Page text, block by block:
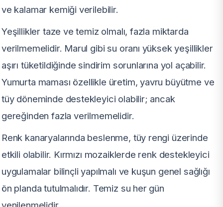
ve kalamar kemiği verilebilir.
Yeşillikler taze ve temiz olmalı, fazla miktarda
verilmemelidir. Marul gibi su oranı yüksek yeşillikler
aşırı tüketildiğinde sindirim sorunlarına yol açabilir.
Yumurta maması özellikle üretim, yavru büyütme ve
tüy döneminde destekleyici olabilir; ancak
gereğinden fazla verilmemelidir.
Renk kanaryalarında beslenme, tüy rengi üzerinde
etkili olabilir. Kırmızı mozaiklerde renk destekleyici
uygulamalar bilinçli yapılmalı ve kuşun genel sağlığı
ön planda tutulmalıdır. Temiz su her gün